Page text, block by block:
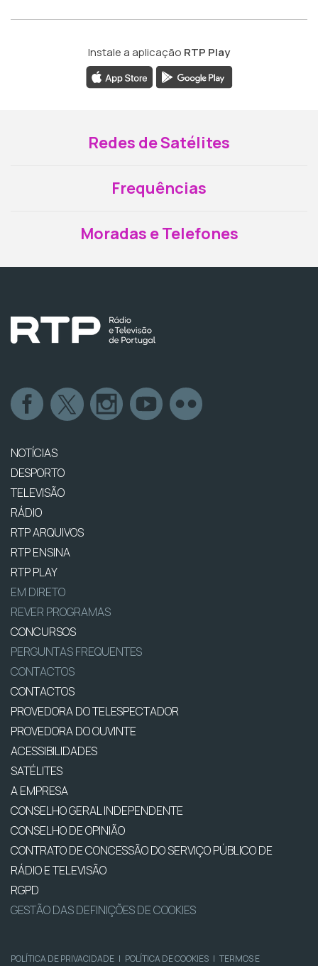
Instale a aplicação RTP Play
Redes de Satélites
Frequências
Moradas e Telefones
NOTÍCIAS
DESPORTO
TELEVISÃO
RÁDIO
RTP ARQUIVOS
RTP ENSINA
RTP PLAY
EM DIRETO
REVER PROGRAMAS
CONCURSOS
PERGUNTAS FREQUENTES
CONTACTOS
CONTACTOS
PROVEDORA DO TELESPECTADOR
PROVEDORA DO OUVINTE
ACESSIBILIDADES
SATÉLITES
A EMPRESA
CONSELHO GERAL INDEPENDENTE
CONSELHO DE OPINIÃO
CONTRATO DE CONCESSÃO DO SERVIÇO PÚBLICO DE
RÁDIO E TELEVISÃO
RGPD
GESTÃO DAS DEFINIÇÕES DE COOKIES
POLÍTICA DE PRIVACIDADE | POLÍTICA DE COOKIES | TERMOS E